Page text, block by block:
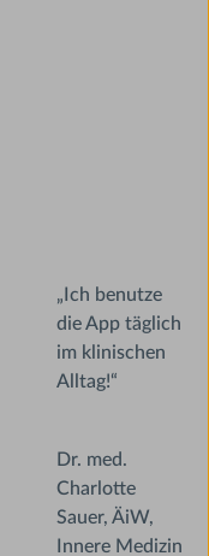
„Ich benutze
die App täglich
im klinischen
Alltag!“
Dr. med.
Charlotte
Sauer, ÄiW,
Innere Medizin